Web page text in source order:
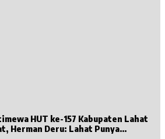
HUT ke-157 Kabupaten Lahat
Herman Deru: Lahat Punya